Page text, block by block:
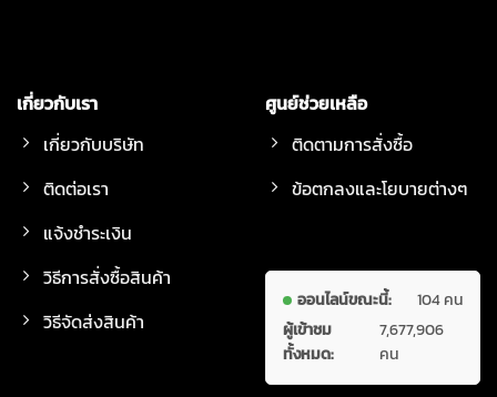
เกี่ยวกับเรา
เกี่ยวกับบริษัท
ติดต่อเรา
แจ้งชำระเงิน
วิธีการสั่งซื้อสินค้า
วิธีจัดส่งสินค้า
ศูนย์ช่วยเหลือ
ติดตามการสั่งซื้อ
ข้อตกลงและโยบายต่างๆ
ออนไลน์ขณะนี้:
104 คน
ผู้เข้าชม
ทั้งหมด:
7,677,906
คน